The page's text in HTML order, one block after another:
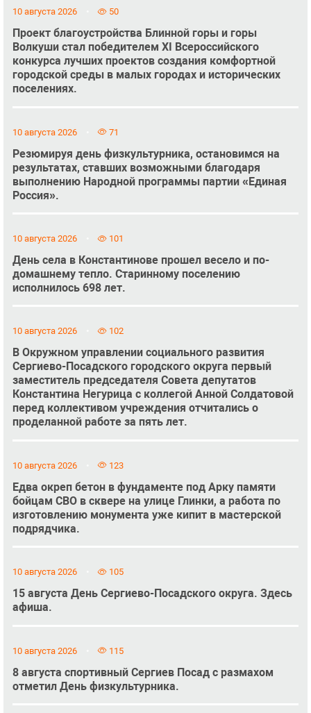
10 августа 2026 50
Проект благоустройства Блинной горы и горы
Волкуши стал победителем XI Всероссийского
конкурса лучших проектов создания комфортной
городской среды в малых городах и исторических
поселениях.
10 августа 2026 71
Резюмируя день физкультурника, остановимся на
результатах, ставших возможными благодаря
выполнению Народной программы партии «Единая
Россия».
10 августа 2026 101
День села в Константинове прошел весело и по-
домашнему тепло. Старинному поселению
исполнилось 698 лет.
10 августа 2026 102
В Окружном управлении социального развития
Сергиево-Посадского городского округа первый
заместитель председателя Совета депутатов
Константина Негурица с коллегой Анной Солдатовой
перед коллективом учреждения отчитались о
проделанной работе за пять лет.
10 августа 2026 123
Едва окреп бетон в фундаменте под Арку памяти
бойцам СВО в сквере на улице Глинки, а работа по
изготовлению монумента уже кипит в мастерской
подрядчика.
10 августа 2026 105
15 августа День Сергиево-Посадского округа. Здесь
афиша.
10 августа 2026 115
8 августа спортивный Сергиев Посад с размахом
отметил День физкультурника.